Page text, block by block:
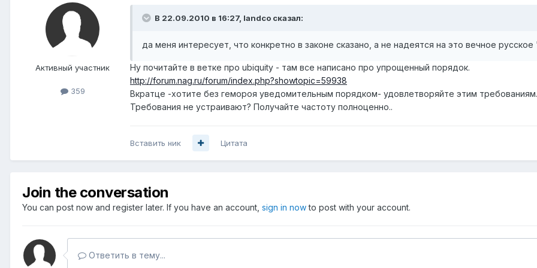
Активный участник
359
В 22.09.2010 в 16:27, landco сказал:
да меня интересует, что конкретно в законе сказано, а не надеятся на это вечное
Ну почитайте в ветке про ubiquity - там все написано про упрощенный порядок.
http://forum.nag.ru/forum/index.php?showtopic=59938
Вкратце -хотите без гемороя уведомительным порядком- удовлетворяйте этим требованиям.
Требования не устраивают? Получайте частоту полноценно..
Вставить ник Цитата
Join the conversation
You can post now and register later. If you have an account, sign in nowto post with your account.
Ответить в тему...